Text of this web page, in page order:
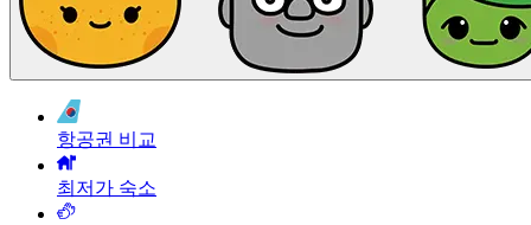
항공권 비교
최저가 숙소